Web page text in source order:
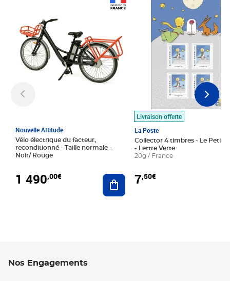
Nouvelle Attitude
Vélo électrique du facteur,
reconditionné - Taille normale -
Noir/ Rouge
1 490,00€ Ajouter au panier
Livraison offerte
La Poste
Collector 4 timbres - Le Petit
- Lettre Verte
20g / France
7,50€
Prix 7,50€
Nos Engagements